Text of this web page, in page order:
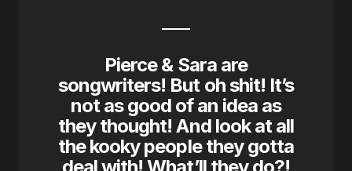
Pierce & Sara are
songwriters! But oh shit! It’s
not as good of an idea as
they thought! And look at all
the kooky people they gotta